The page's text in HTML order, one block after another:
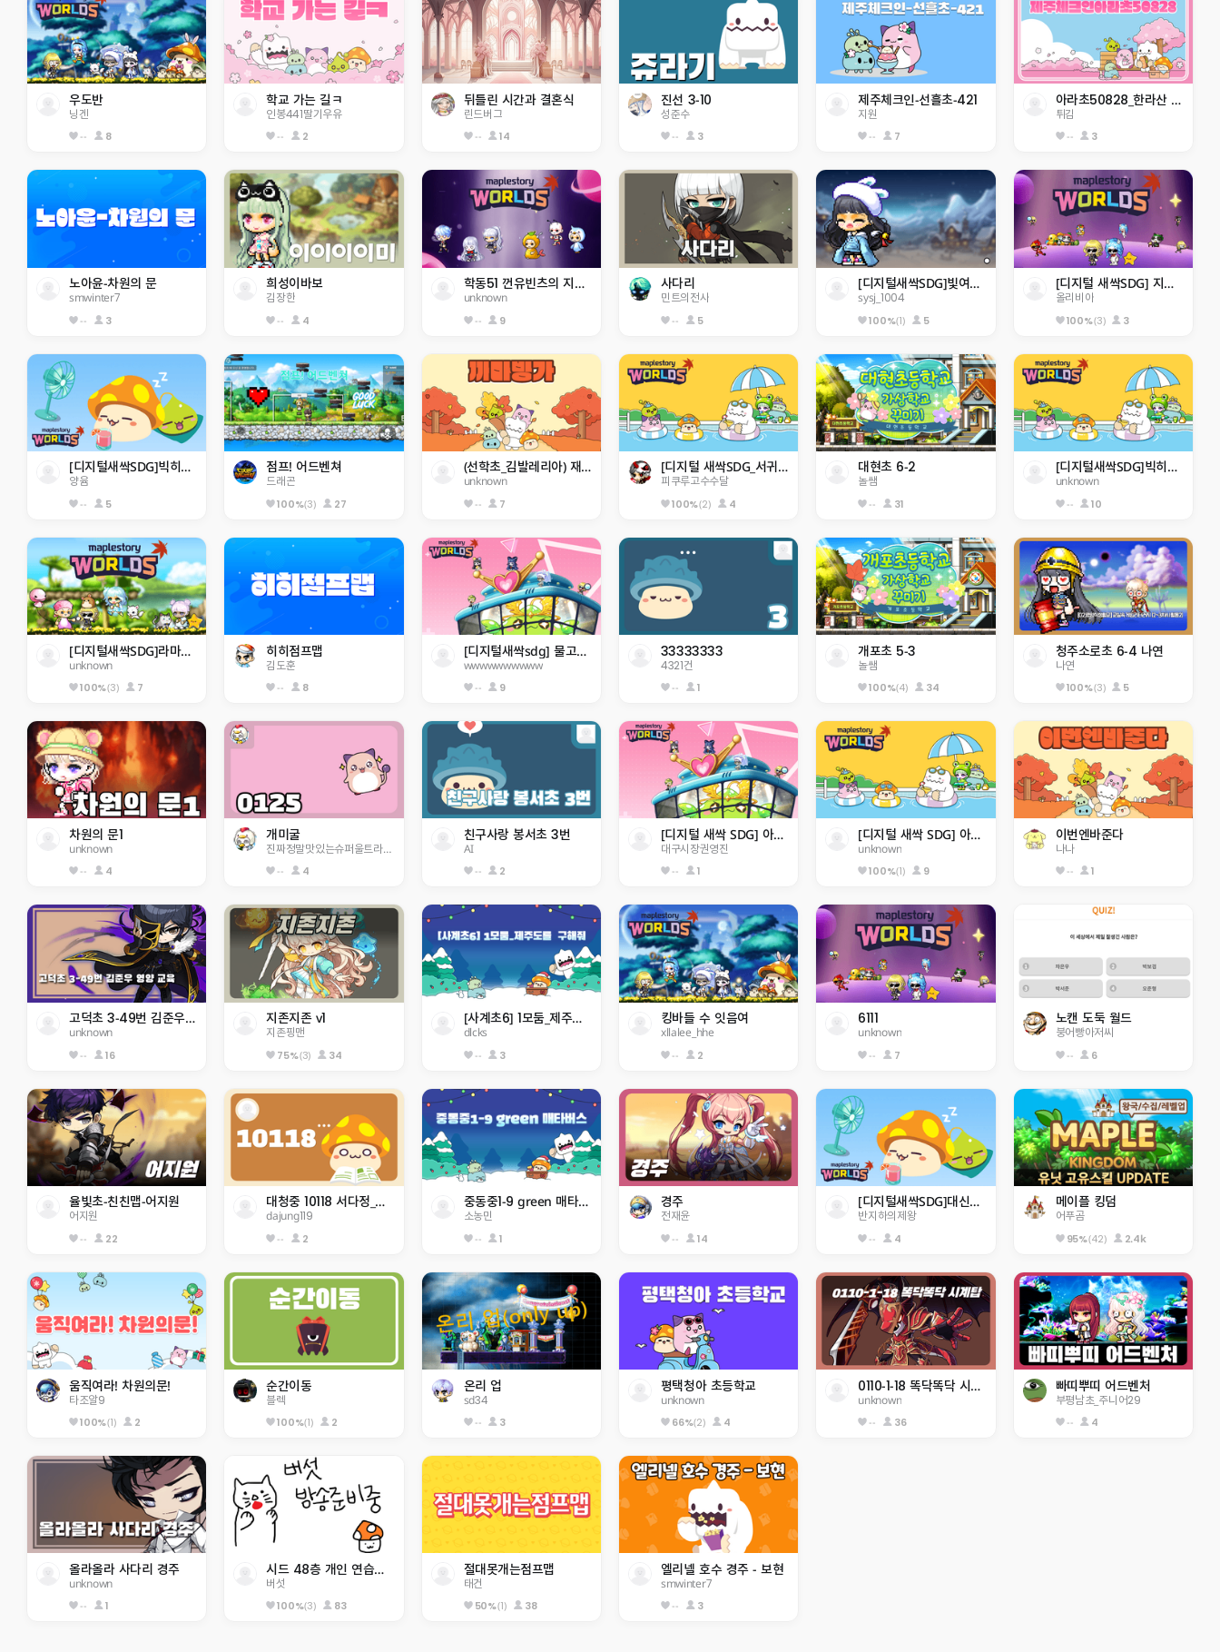
우도반
닝겐
-- 8
학교 가는 길ㅋ
인봉441딸기우유
-- 2
뒤틀린 시간과 결혼식
린드버그
-- 14
진선 3-10
성준수
-- 3
제주체크인-선흘초-421
지원
-- 7
아라초50828_한라산 정복하자
튀김
-- 3
노아윤-차원의 문
smwinter7
-- 3
희성이바보
김장한
-- 4
학동51 껀유빈츠의 지옥세상
unknown
-- 9
사다리
민트의전사
-- 5
[디지털새싹SDG]빛여울초등학교 sysj_1004
sysj_1004
100%(1) 5
[디지털 새싹SDG] 지구 구하기
올리비아
100%(3) 3
[디지털새싹SDG]빅히어로즈 동홍초 미래
양윰
-- 5
점프! 어드벤쳐
드래곤
100%(3) 27
(선학초_김발레리아) 재밌는 세계 여행 체험
unknown
-- 7
[디지털 새싹SDG_서귀포 초등 4기]히든 서귀포 아무도 못깨는 점프맵
피쿠루고수수달
100%(2) 4
대현초 6-2
놀쌤
-- 31
[디지털새싹SDG]빅히어로0217 한라대 재미있는 게임맵  . ..을 깰수있을거라 생각하나
unknown
-- 10
[디지털새싹SDG]라마다초등3기
unknown
100%(3) 7
히히점프맵
김도훈
-- 8
[디지털새싹sdg] 물고기를 지켜주새오 ㅎㅎ
wwwwwwwwww
-- 9
33333333
4321건
-- 1
개포초 5-3
놀쌤
100%(4) 34
청주소로초 6-4 나연
나연
100%(3) 5
차원의 문1
unknown
-- 4
개미굴
진짜정말맛있는슈퍼울트라뿌링클치
-- 4
친구사랑 봉서초 3번
AI
-- 2
[디지털 새싹 SDG] 아산중 2-6 지구 구하기
대구시장권영진
-- 1
[디지털 새싹 SDG] 아산중 2-6
unknown
100%(1) 9
이번엔바준다
나나
-- 1
고덕초 3-49번 김준우 영양 교육
unknown
-- 16
지존지존 v1
지존핑맨
75%(3) 34
[사계초6] 1모둠_제주도를  구해줘
dlcks
-- 3
킹바들 수 잇음여
xllalee_hhe
-- 2
6111
unknown
-- 7
노캔 도둑 월드
붕어빵아저씨
-- 6
율빛초-친친맵-어지원
어지원
-- 22
대청중 10118 서다정_와다다다닥 모험!
dajung119
-- 2
중동중1-9 green 매타버스
소농민
-- 1
경주
전재윤
-- 14
[디지털새싹SDG]대신중오반 STG
반지하의제왕
-- 4
메이플 킹덤
어푸곰
95%(42) 2.4k
움직여라! 차원의문!
타조알9
100%(1) 2
순간이동
블렉
100%(1) 2
온리 업
sd34
-- 3
평택청아 초등학교
unknown
66%(2) 4
0110-1-18 똑닥똑닥 시계탑
unknown
-- 36
빠띠뿌띠 어드벤처
부평남초_주니어29
-- 4
올라올라 사다리 경주
unknown
-- 1
시드 48층 개인 연습용 2,3층 텔포O
버섯
100%(3) 83
절대못개는점프맵
태건
50%(1) 38
엘리넬 호수 경주 - 보현
smwinter7
-- 3